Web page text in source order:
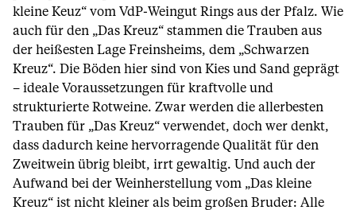
kleine Keuz“ vom VdP-Weingut Rings aus der Pfalz. Wie
auch für den „Das Kreuz“ stammen die Trauben aus
der heißesten Lage Freinsheims, dem „Schwarzen
Kreuz“. Die Böden hier sind von Kies und Sand geprägt
– ideale Voraussetzungen für kraftvolle und
strukturierte Rotweine. Zwar werden die allerbesten
Trauben für „Das Kreuz“ verwendet, doch wer denkt,
dass dadurch keine hervorragende Qualität für den
Zweitwein übrig bleibt, irrt gewaltig. Und auch der
Aufwand bei der Weinherstellung vom „Das kleine
Kreuz“ ist nicht kleiner als beim großen Bruder: Alle